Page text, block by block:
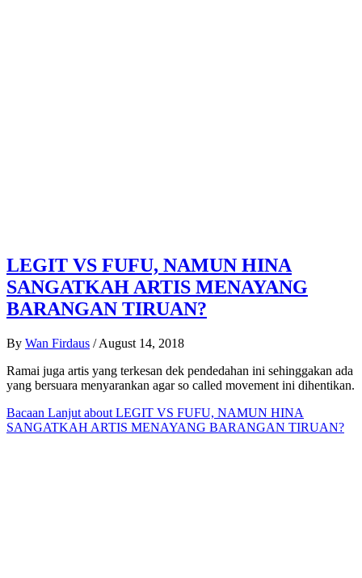
LEGIT VS FUFU, NAMUN HINA
SANGATKAH ARTIS MENAYANG
BARANGAN TIRUAN?
By Wan Firdaus / August 14, 2018
Ramai juga artis yang terkesan dek pendedahan ini sehinggakan ada
yang bersuara menyarankan agar so called movement ini dihentikan.
Bacaan Lanjut about LEGIT VS FUFU, NAMUN HINA
SANGATKAH ARTIS MENAYANG BARANGAN TIRUAN?